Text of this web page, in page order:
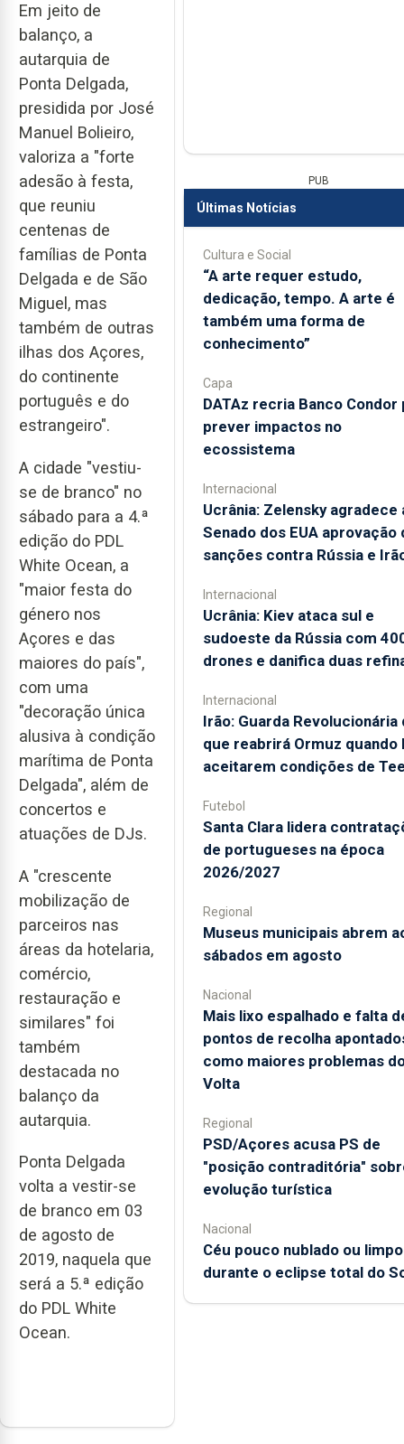
Em jeito de
balanço, a
autarquia de
Ponta Delgada,
presidida por José
Manuel Bolieiro,
valoriza a "forte
adesão à festa,
que reuniu
centenas de
famílias de Ponta
Delgada e de São
Miguel, mas
também de outras
ilhas dos Açores,
do continente
português e do
estrangeiro".
A cidade "vestiu-
se de branco" no
sábado para a 4.ª
edição do PDL
White Ocean, a
"maior festa do
género nos
Açores e das
maiores do país",
com uma
"decoração única
alusiva à condição
marítima de Ponta
Delgada", além de
concertos e
atuações de DJs.
A "crescente
mobilização de
parceiros nas
áreas da hotelaria,
comércio,
restauração e
similares" foi
também
destacada no
balanço da
autarquia.
Ponta Delgada
volta a vestir-se
de branco em 03
de agosto de
2019, naquela que
será a 5.ª edição
do PDL White
Ocean.
PUB
Últimas Notícias
Cultura e Social
“A arte requer estudo,
dedicação, tempo. A arte é
também uma forma de
conhecimento”
Capa
DATAz recria Banco Condor
prever impactos no
ecossistema
Internacional
Ucrânia: Zelensky agradece
Senado dos EUA aprovação
sanções contra Rússia e
Internacional
Ucrânia: Kiev ataca sul e
sudoeste da Rússia com
drones e danifica duas
Internacional
Irão: Guarda Revolucionária
que reabrirá Ormuz quando
aceitarem condições de
Futebol
Santa Clara lidera
de portugueses na época
2026/2027
Regional
Museus municipais abrem
sábados em agosto
Nacional
Mais lixo espalhado e falta
pontos de recolha
como maiores problemas
Volta
Regional
PSD/Açores acusa PS de
"posição contraditória"
evolução turística
Nacional
Céu pouco nublado ou limpo
durante o eclipse total do